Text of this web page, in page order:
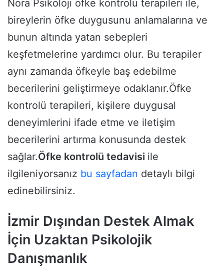
Nora Psikoloji öfke kontrolü terapileri ile,
bireylerin öfke duygusunu anlamalarına ve
bunun altında yatan sebepleri
keşfetmelerine yardımcı olur. Bu terapiler
aynı zamanda öfkeyle baş edebilme
becerilerini geliştirmeye odaklanır.Öfke
kontrolü terapileri, kişilere duygusal
deneyimlerini ifade etme ve iletişim
becerilerini artırma konusunda destek
sağlar.Öfke kontrolü tedavisi ile
ilgileniyorsanız bu sayfadan detaylı bilgi
edinebilirsiniz.
İzmir Dışından Destek Almak
İçin Uzaktan Psikolojik
Danışmanlık